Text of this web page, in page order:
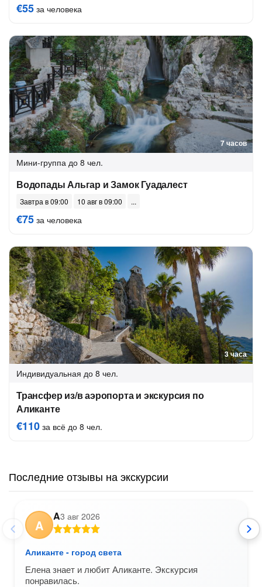
€55 за человека
7 часов
Мини-группа до 8 чел.
Водопады Альгар и Замок Гуадалест
Завтра в 09:00 10 авг в 09:00
€75 за человека
3 часа
Индивидуальная до 8 чел.
Трансфер из/в аэропорта и экскурсия по
Аликанте
€110 за всё до 8 чел.
Последние отзывы на экскурсии
A
A3 авг 2026
Аликанте - город света
Елена знает и любит Аликанте. Экскурсия
понравилась.